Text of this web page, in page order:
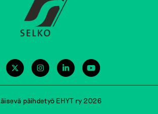
päihdetyö EHYT ry 2026